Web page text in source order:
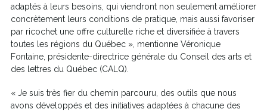
adaptés à leurs besoins, qui viendront non seulement améliorer
concrètement leurs conditions de pratique, mais aussi favoriser
par ricochet une offre culturelle riche et diversifiée à travers
toutes les régions du Québec », mentionne Véronique
Fontaine, présidente-directrice générale du Conseil des arts et
des lettres du Québec (CALQ).
« Je suis très fier du chemin parcouru, des outils que nous
avons développés et des initiatives adaptées à chacune des